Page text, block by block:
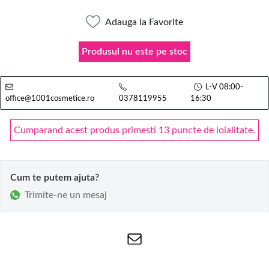
Adauga la Favorite
Produsul nu este pe stoc
office@1001cosmetice.ro 0378119955
L-V 08:00-
16:30
Cumparand acest produs primesti 13 puncte de loialitate.
Cum te putem ajuta?
Trimite-ne un mesaj